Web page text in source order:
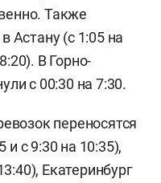
Также
Астану (с 1:05 на
В Горно-
с 00:30 на 7:30.
переносятся
и с 9:30 на 10:35),
Екатеринбург